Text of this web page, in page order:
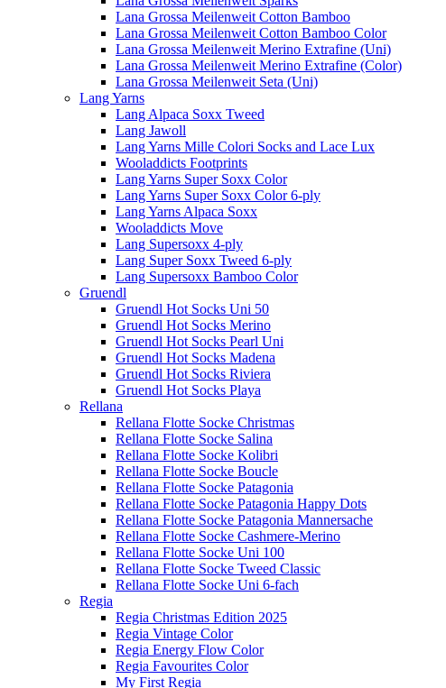
Lana Grossa Meilenweit Cotton Bamboo
Lana Grossa Meilenweit Cotton Bamboo Color
Lana Grossa Meilenweit Merino Extrafine (Uni)
Lana Grossa Meilenweit Merino Extrafine (Color)
Lana Grossa Meilenweit Seta (Uni)
Lang Yarns
Lang Alpaca Soxx Tweed
Lang Jawoll
Lang Yarns Mille Colori Socks and Lace Lux
Wooladdicts Footprints
Lang Yarns Super Soxx Color
Lang Yarns Super Soxx Color 6-ply
Lang Yarns Alpaca Soxx
Wooladdicts Move
Lang Supersoxx 4-ply
Lang Super Soxx Tweed 6-ply
Lang Supersoxx Bamboo Color
Gruendl
Gruendl Hot Socks Uni 50
Gruendl Hot Socks Merino
Gruendl Hot Socks Pearl Uni
Gruendl Hot Socks Madena
Gruendl Hot Socks Riviera
Gruendl Hot Socks Playa
Rellana
Rellana Flotte Socke Christmas
Rellana Flotte Socke Salina
Rellana Flotte Socke Kolibri
Rellana Flotte Socke Boucle
Rellana Flotte Socke Patagonia
Rellana Flotte Socke Patagonia Happy Dots
Rellana Flotte Socke Patagonia Mannersache
Rellana Flotte Socke Cashmere-Merino
Rellana Flotte Socke Uni 100
Rellana Flotte Socke Tweed Classic
Rellana Flotte Socke Uni 6-fach
Regia
Regia Christmas Edition 2025
Regia Vintage Color
Regia Energy Flow Color
Regia Favourites Color
My First Regia